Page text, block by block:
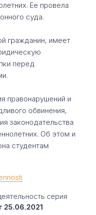
Ее провела
суда.
гражданин, имеет
перед
правонарушений и
обвинения,
законодательства
Об этом и
студентам
серия